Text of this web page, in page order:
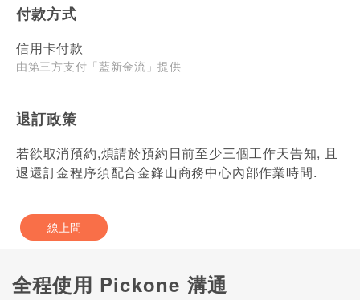
付款方式
信用卡付款
由第三方支付「藍新金流」提供
退訂政策
若欲取消預約,煩請於預約日前至少三個工作天告知, 且
退還訂金程序須配合金鋒山商務中心內部作業時間.
線上問
全程使用 Pickone 溝通